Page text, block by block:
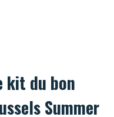
kit du bon
Summer